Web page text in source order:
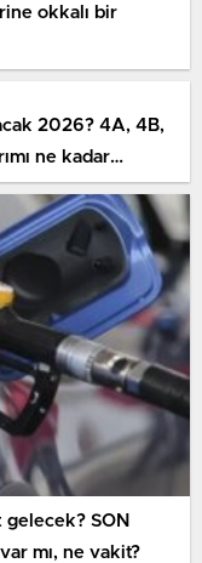
okkalı bir
2026? 4A, 4B,
ne kadar
gelecek? SON
mı, ne vakit?